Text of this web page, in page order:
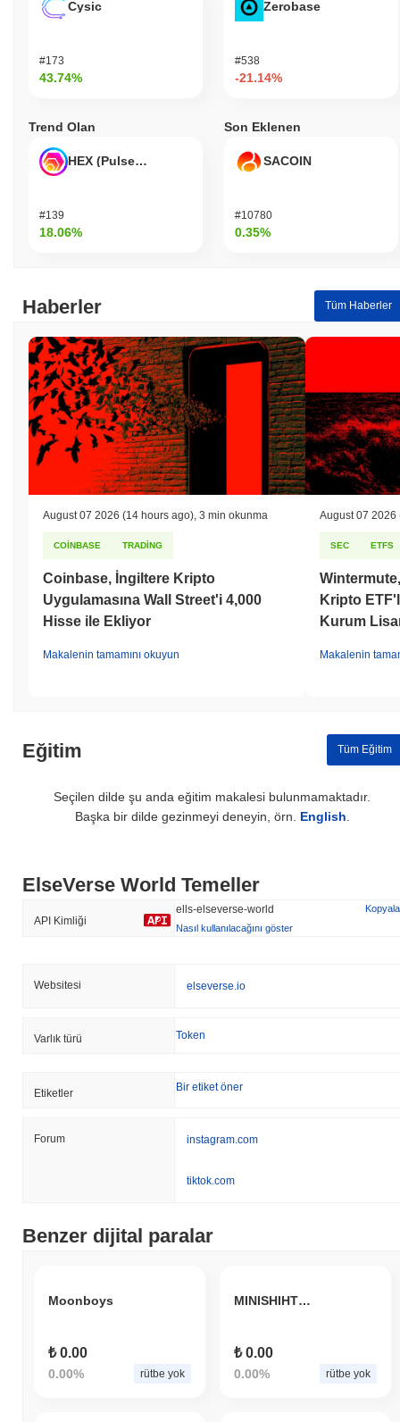
Cysic
#173
43.74%
Zerobase
#538
-21.14%
Trend Olan
HEX (Pulsechain)
#139
18.06%
Son Eklenen
SACOIN
#10780
0.35%
Haberler Tüm Haberler
August 07 2026 (14 hours ago) 3 min okunma
COINBASE TRADING
Coinbase, İngiltere Kripto
Uygulamasına Wall Street'i 4,000
Hisse ile Ekliyor
Makalenin tamamını okuyun
August 07 2026
SEC ETFS
Kripto
Kurum
Makalenin
Eğitim Tüm Eğitim
Seçilen dilde şu anda eğitim makalesi bulunmamaktadır.
Başka bir dilde gezinmeyi deneyin, örn. English
ElseVerse World Temeller
API Kimliği
ells-elseverse-world
Kopyala
Nasıl kullanılacağını göster
Websitesi elseverse.io
Varlık türü Token
Etiketler Bir etiket öner
Forum instagram.com
tiktok.com
Benzer dijital paralar
Moonboys
₺ 0.00
0.00% rütbe yok
MINISHIHTZU
₺ 0.00
0.00% rütbe yok